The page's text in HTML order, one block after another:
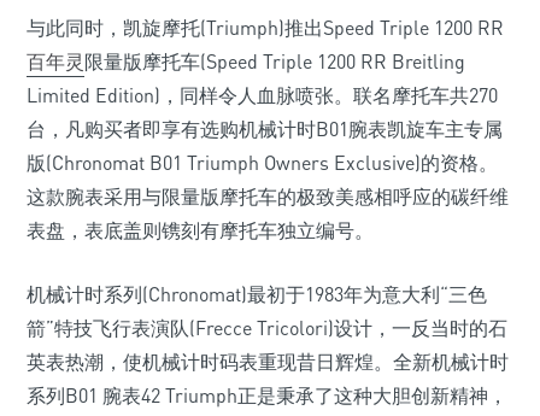
与此同时，凯旋摩托(Triumph)推出Speed Triple 1200 RR
百年灵 限量版摩托车(Speed Triple 1200 RR Breitling
Limited Edition)，同样令人血脉喷张。联名摩托车共270
台，凡购买者即享有选购机械计时B01腕表凯旋车主专属
版(Chronomat B01 Triumph Owners Exclusive)的资格。
这款腕表采用与限量版摩托车的极致美感相呼应的碳纤维
表盘，表底盖则镌刻有摩托车独立编号。
机械计时系列(Chronomat)最初于1983年为意大利“三色
箭”特技飞行表演队(Frecce Tricolori)设计，一反当时的石
英表热潮，使机械计时码表重现昔日辉煌。全新机械计时
系列B01 腕表42 Triumph正是秉承了这种大胆创新精神，